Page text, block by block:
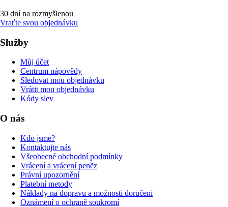
30 dní na rozmyšlenou
Vraťte svou objednávku
Služby
Můj účet
Centrum nápovědy
Sledovat mou objednávku
Vrátit mou objednávku
Kódy slev
O nás
Kdo jsme?
Kontaktujte nás
Všeobecné obchodní podmínky
Vrácení a vrácení peněz
Právní upozornění
Platební metody
Náklady na dopravu a možnosti doručení
Oznámení o ochraně soukromí